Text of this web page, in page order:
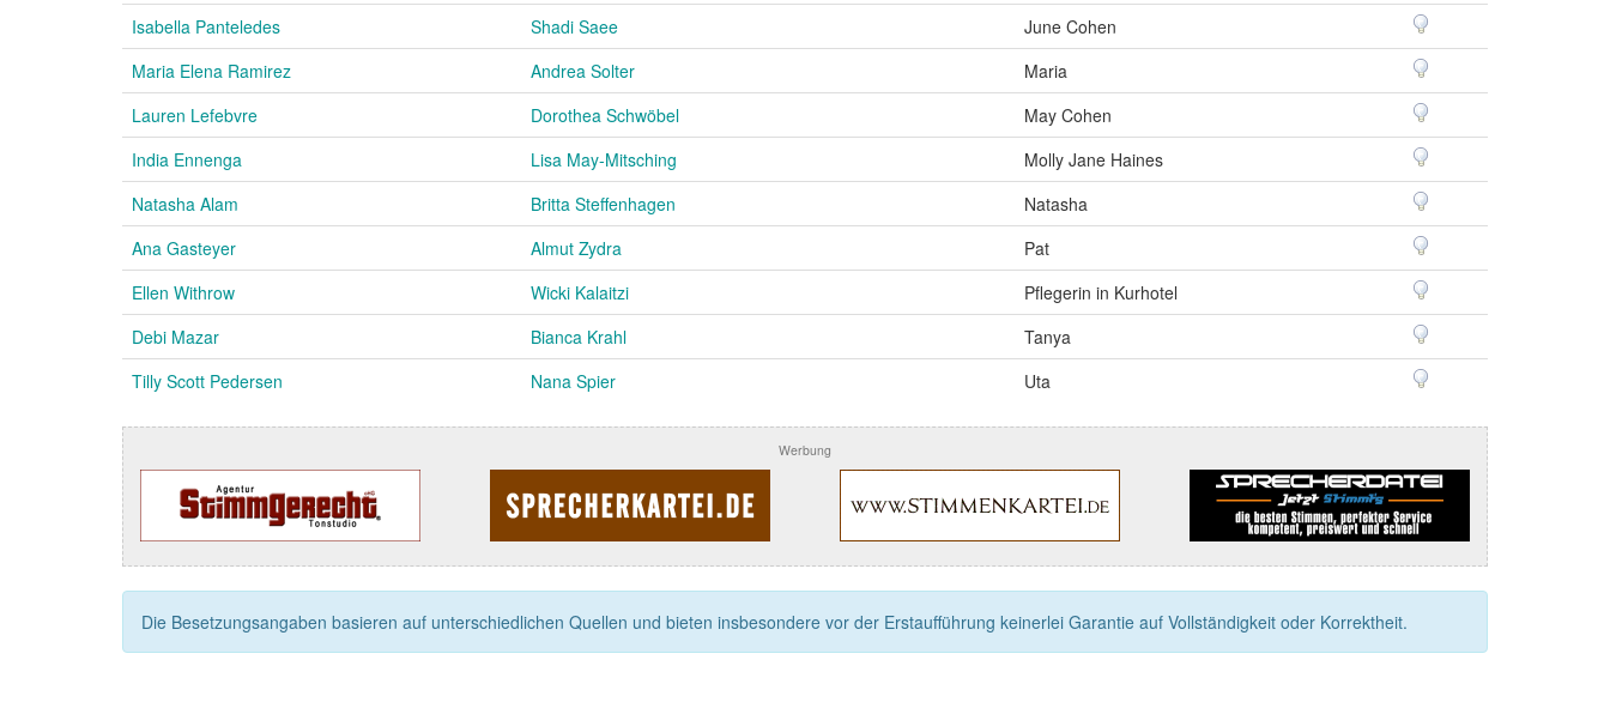
Isabella Panteledes
Shadi Saee
June Cohen
Maria Elena Ramirez
Andrea Solter
Maria
Lauren Lefebvre
Dorothea Schwöbel
May Cohen
India Ennenga
Lisa May-Mitsching
Molly Jane Haines
Natasha Alam
Britta Steffenhagen
Natasha
Ana Gasteyer
Almut Zydra
Pat
Ellen Withrow
Wicki Kalaitzi
Pflegerin in Kurhotel
Debi Mazar
Bianca Krahl
Tanya
Tilly Scott Pedersen
Nana Spier Uta
Werbung
Die Besetzungsangaben basieren auf unterschiedlichen Quellen und bieten insbesondere vor der Erstaufführung keinerlei Garantie auf Vollständigkeit oder Korrektheit.